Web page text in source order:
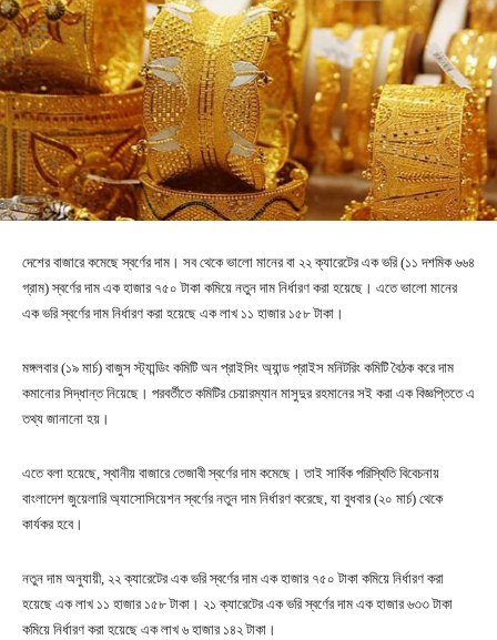
দেশের বাজারে কমেছে স্বর্ণের দাম। সব থেকে ভালো মানের বা ২২ ক্যারেটের এক ভরি (১১ দশমিক ৬৬৪
গ্রাম) স্বর্ণের দাম এক হাজার ৭৫০ টাকা কমিয়ে নতুন দাম নির্ধারণ করা হয়েছে। এতে ভালো মানের
এক ভরি স্বর্ণের দাম নির্ধারণ করা হয়েছে এক লাখ ১১ হাজার ১৫৮ টাকা।
মঙ্গলবার (১৯ মার্চ) বাজুস স্ট্যান্ডিং কমিটি অন প্রাইসিং অ্যান্ড প্রাইস মনিটরিং কমিটি বৈঠক করে দাম
কমানোর সিদ্ধান্ত নিয়েছে। পরবর্তীতে কমিটির চেয়ারম্যান মাসুদুর রহমানের সই করা এক বিজ্ঞপ্তিতে এ
তথ্য জানানো হয়।
এতে বলা হয়েছে, স্থানীয় বাজারে তেজাবী স্বর্ণের দাম কমেছে। তাই সার্বিক পরিস্থিতি বিবেচনায়
বাংলাদেশ জুয়েলারি অ্যাসোসিয়েশন স্বর্ণের নতুন দাম নির্ধারণ করেছে, যা বুধবার (২০ মার্চ) থেকে
কার্যকর হবে।
নতুন দাম অনুযায়ী, ২২ ক্যারেটের এক ভরি স্বর্ণের দাম এক হাজার ৭৫০ টাকা কমিয়ে নির্ধারণ করা
হয়েছে এক লাখ ১১ হাজার ১৫৮ টাকা। ২১ ক্যারেটের এক ভরি স্বর্ণের দাম এক হাজার ৬৩৩ টাকা
কমিয়ে নির্ধারণ করা হয়েছে এক লাখ ৬ হাজার ১৪২ টাকা।